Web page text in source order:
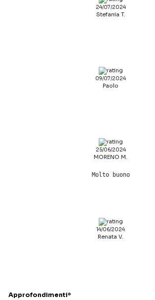
24/07/2024
Stefania T.
09/07/2024
Paolo
25/06/2024
MORENO M.
Molto buono
14/06/2024
Renata V.
Approfondimenti*